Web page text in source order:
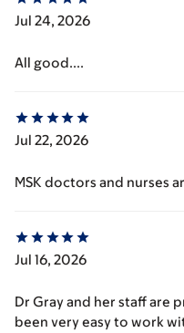
Jul 24, 2026
All good....
Jul 22, 2026
MSK doctors and nurses
Jul 16, 2026
Dr Gray and her staff are
been very easy to work